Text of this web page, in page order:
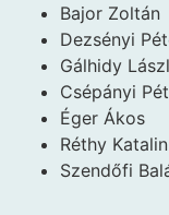
Bajor Zoltán
Dezsényi
Gálhidy
Csépányi
Éger Ákos
Réthy Katalin
Szendőfi